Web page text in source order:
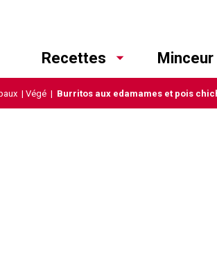
Recettes Minceur
| Végé | Burritos aux edamames et pois